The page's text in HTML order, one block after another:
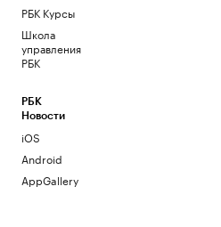
РБК Курсы
Школа
управления
РБК
РБК
Новости
iOS
Android
AppGallery